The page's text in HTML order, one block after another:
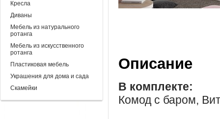
Кресла
Диваны
Мебель из натурального
ротанга
Мебель из искусственного
ротанга
Пластиковая мебель
Украшения для дома и сада
Скамейки
Описание
В комплекте:
Комод с баром,